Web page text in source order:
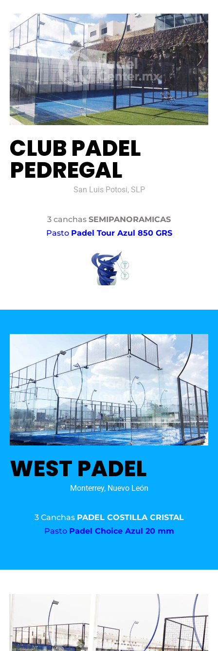
CLUB PADEL
PEDREGAL
San Luis Potosi, SLP
3 canchas SEMIPANORAMICAS
Pasto Padel Tour Azul 850 GRS
WEST PADEL
Monterrey, Nuevo León
3 Canchas PADEL COSTILLA CRISTAL
Pasto Padel Choice Azul 20 mm